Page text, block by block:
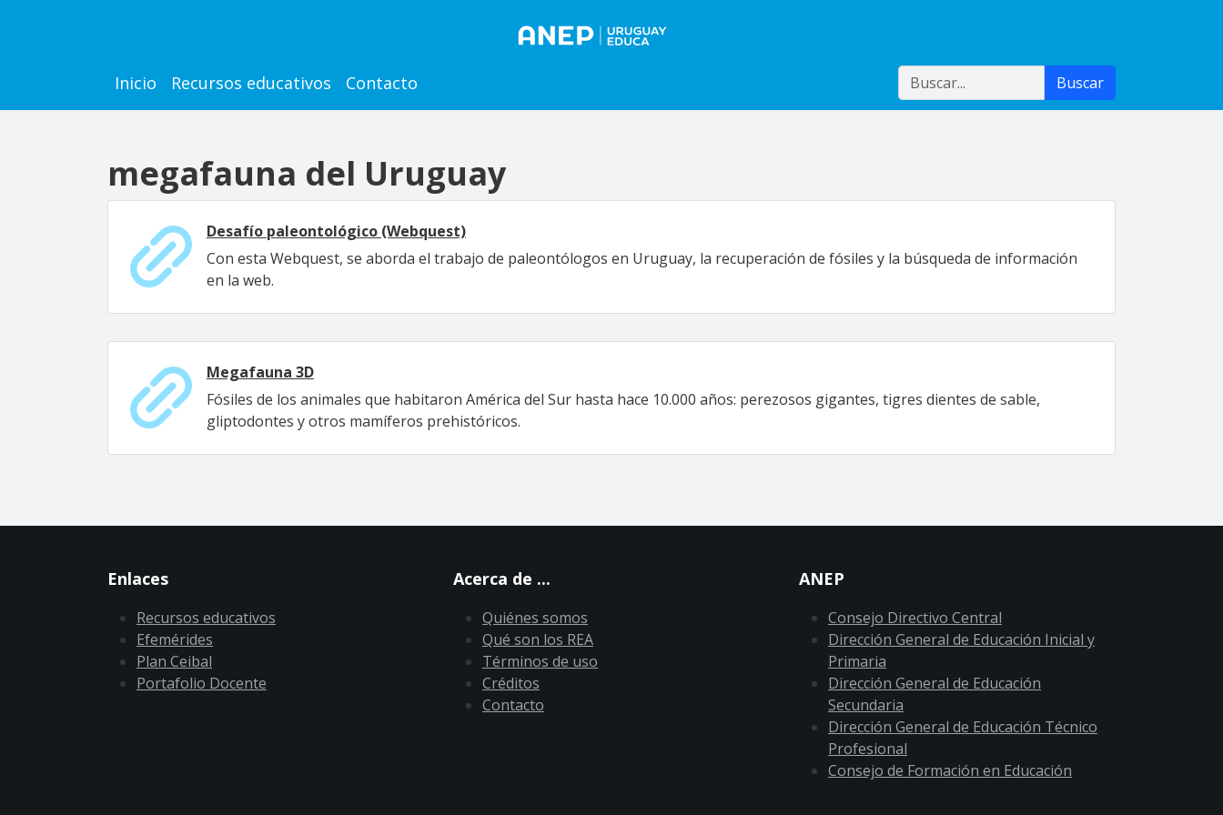
Main navigation
Inicio Recursos educativos Contacto Buscar Buscar
megafauna del Uruguay
Desafío paleontológico (Webquest)
Con esta Webquest, se aborda el trabajo de paleontólogos en Uruguay, la recuperación de fósiles y la búsqueda de información
en la web.
Megafauna 3D
Fósiles de los animales que habitaron América del Sur hasta hace 10.000 años: perezosos gigantes, tigres dientes de sable,
gliptodontes y otros mamíferos prehistóricos.
Enlaces
Recursos educativos
Efemérides
Plan Ceibal
Portafolio Docente
Acerca de ...
Quiénes somos
Qué son los REA
Términos de uso
Créditos
Contacto
ANEP
Consejo Directivo Central
Dirección General de Educación Inicial y
Primaria
Dirección General de Educación
Secundaria
Dirección General de Educación Técnico
Profesional
Consejo de Formación en Educación